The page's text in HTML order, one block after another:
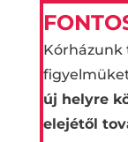
Kórházunk
új helyre
elejétől